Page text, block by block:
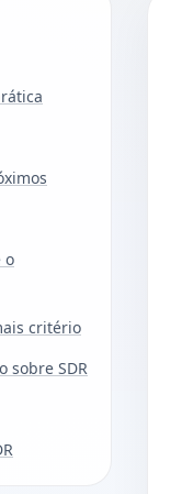
o
critério
sobre SDR